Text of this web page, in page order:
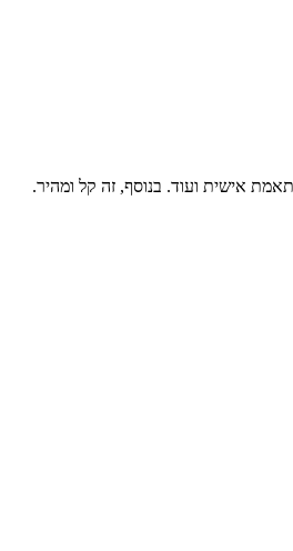
אישית ועוד. בנוסף, זה קל ומהיר.